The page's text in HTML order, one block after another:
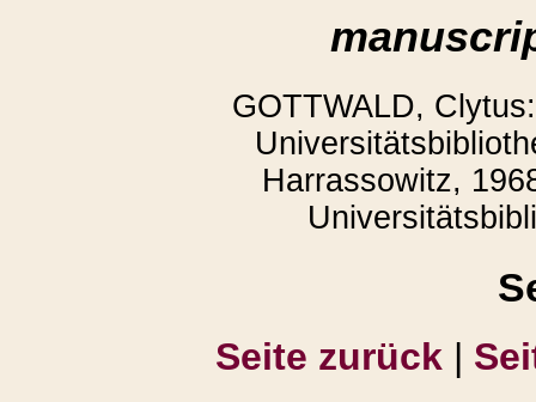
GOTTWALD,
Harrassowitz,
Seite zurück |